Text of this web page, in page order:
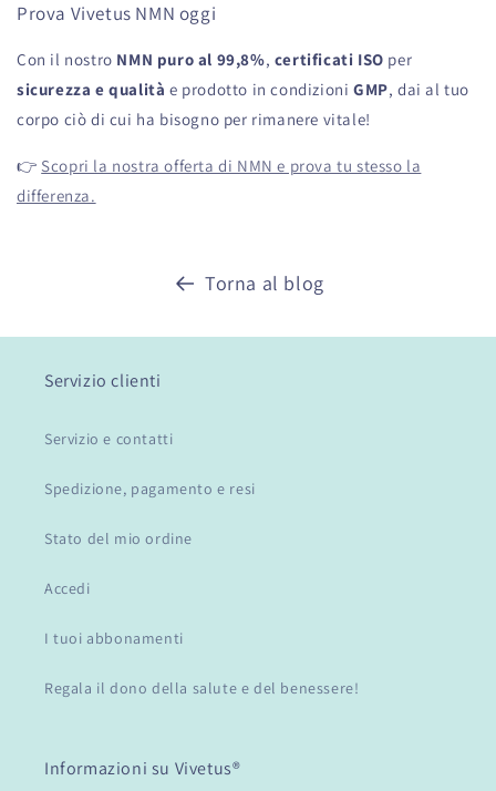
Prova Vivetus NMN oggi
Con il nostro NMN puro al 99,8%, certificati ISO per
sicurezza e qualità e prodotto in condizioniGMP, dai al tuo
corpo ciò di cui ha bisogno per rimanere vitale!
👉 Scopri la nostra offerta di NMN e prova tu stesso la
differenza.
Torna al blog
Servizio clienti
Servizio e contatti
Spedizione, pagamento e resi
Stato del mio ordine
Accedi
I tuoi abbonamenti
Regala il dono della salute e del benessere!
Informazioni su Vivetus®